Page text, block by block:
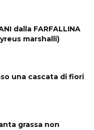
dalla FARFALLINA
marshalli)
una cascata di fiori
grassa non